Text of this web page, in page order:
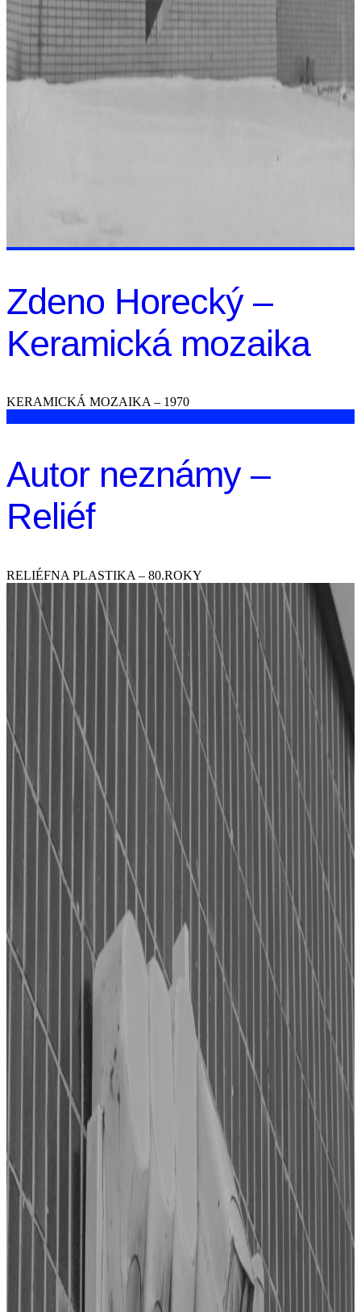
Zdeno Horecký –
Keramická mozaika
KERAMICKÁ MOZAIKA – 1970
Autor neznámy –
Reliéf
RELIÉFNA PLASTIKA – 80.ROKY